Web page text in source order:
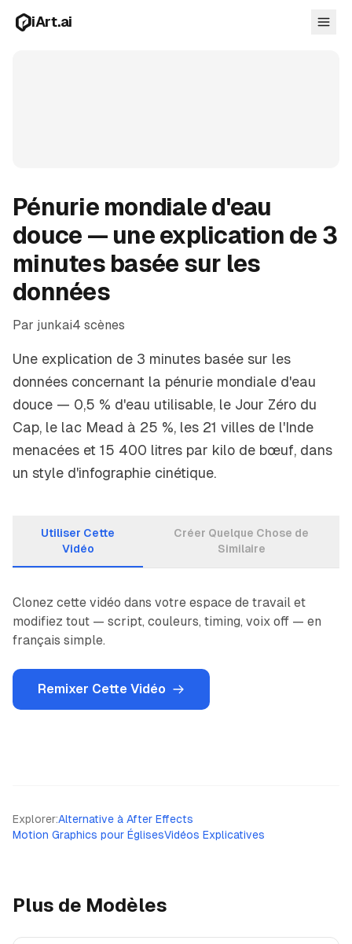
iArt.ai
Pénurie mondiale d'eau
douce — une explication de 3
minutes basée sur les
données
Par junkai4 scènes
Une explication de 3 minutes basée sur les
données concernant la pénurie mondiale d'eau
douce — 0,5 % d'eau utilisable, le Jour Zéro du
Cap, le lac Mead à 25 %, les 21 villes de l'Inde
menacées et 15 400 litres par kilo de bœuf, dans
un style d'infographie cinétique.
Utiliser Cette
Vidéo
Créer Quelque Chose de
Similaire
Clonez cette vidéo dans votre espace de travail et
modifiez tout — script, couleurs, timing, voix off — en
français simple.
Remixer Cette Vidéo
Explorer:Alternative à After Effects
Motion Graphics pour ÉglisesVidéos Explicatives
Plus de Modèles